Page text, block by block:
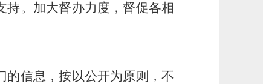
持。加大督办力度，督促各相
的信息，按以公开为原则，不